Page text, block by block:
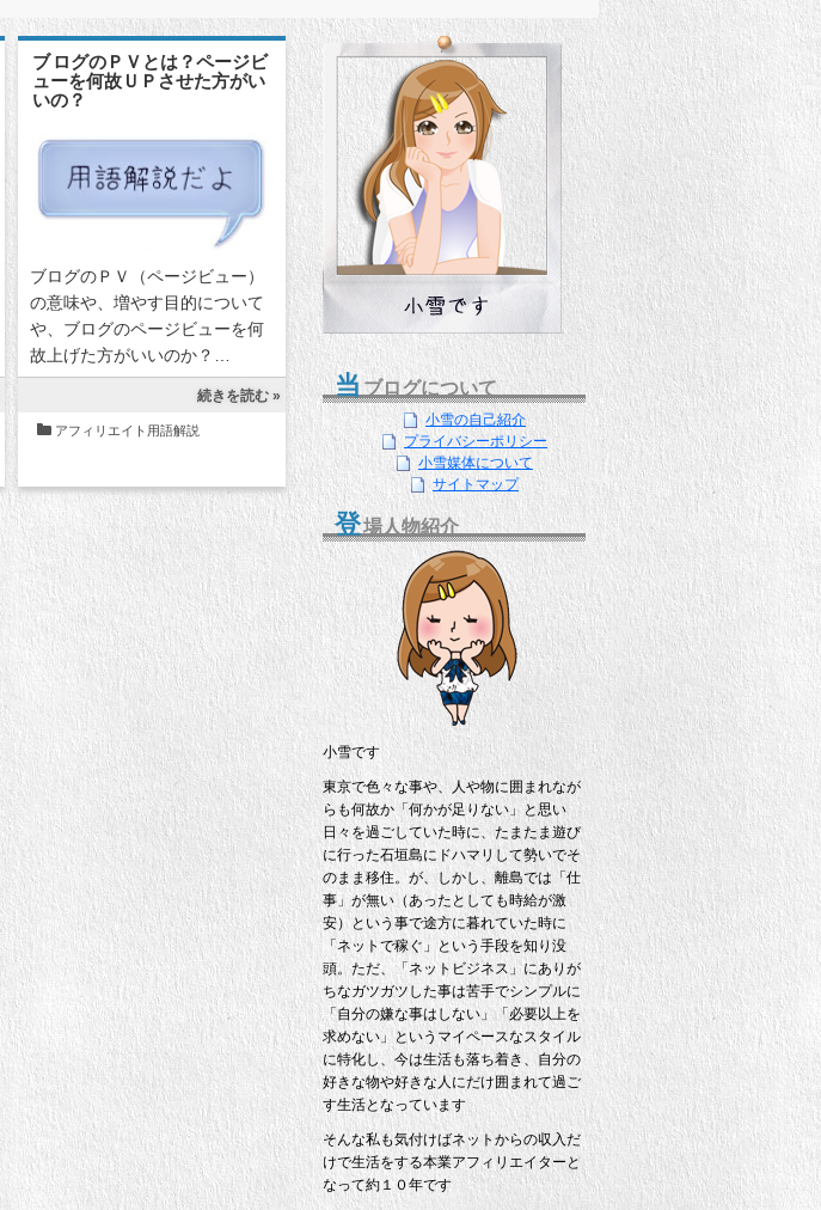
ブログのＰＶとは？ページビ
ューを何故ＵＰさせた方がい
いの？
ブログのＰＶ（ページビュー）
の意味や、増やす目的について
や、ブログのページビューを何
故上げた方がいいのか？…
続きを読む »
アフィリエイト用語解説
当 ブログについて
小雪の自己紹介
プライバシーポリシー
小雪媒体について
サイトマップ
登場人物紹介
小雪です
東京で色々な事や、人や物に囲まれなが
らも何故か「何かが足りない」と思い
日々を過ごしていた時に、たまたま遊び
に行った石垣島にドハマリして勢いでそ
のまま移住。が、しかし、離島では「仕
事」が無い（あったとしても時給が激
安）という事で途方に暮れていた時に
「ネットで稼ぐ」という手段を知り没
頭。ただ、「ネットビジネス」にありが
ちなガツガツした事は苦手でシンプルに
「自分の嫌な事はしない」「必要以上を
求めない」というマイペースなスタイル
に特化し、今は生活も落ち着き、自分の
好きな物や好きな人にだけ囲まれて過ご
す生活となっています
そんな私も気付けばネットからの収入だ
けで生活をする本業アフィリエイターと
なって約１０年です